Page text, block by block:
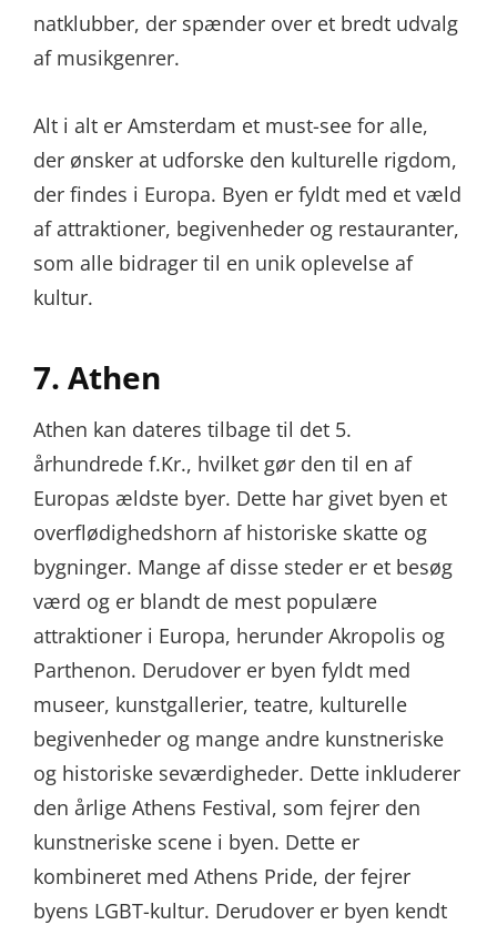
natklubber, der spænder over et bredt udvalg
af musikgenrer.
Alt i alt er Amsterdam et must-see for alle,
der ønsker at udforske den kulturelle rigdom,
der findes i Europa. Byen er fyldt med et væld
af attraktioner, begivenheder og restauranter,
som alle bidrager til en unik oplevelse af
kultur.
7. Athen
Athen kan dateres tilbage til det 5.
århundrede f.Kr., hvilket gør den til en af
Europas ældste byer. Dette har givet byen et
overflødighedshorn af historiske skatte og
bygninger. Mange af disse steder er et besøg
værd og er blandt de mest populære
attraktioner i Europa, herunder Akropolis og
Parthenon. Derudover er byen fyldt med
museer, kunstgallerier, teatre, kulturelle
begivenheder og mange andre kunstneriske
og historiske seværdigheder. Dette inkluderer
den årlige Athens Festival, som fejrer den
kunstneriske scene i byen. Dette er
kombineret med Athens Pride, der fejrer
byens LGBT-kultur. Derudover er byen kendt